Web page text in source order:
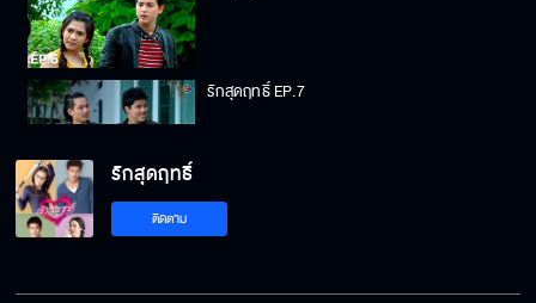
รักสุดฤทธิ์ EP.7
รักสุดฤทธิ์ EP.8
รักสุดฤทธิ์
ติดตาม